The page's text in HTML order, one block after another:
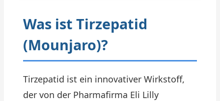
Was ist Tirzepatid
(Mounjaro)?
Tirzepatid ist ein innovativer Wirkstoff,
der von der Pharmafirma Eli Lilly